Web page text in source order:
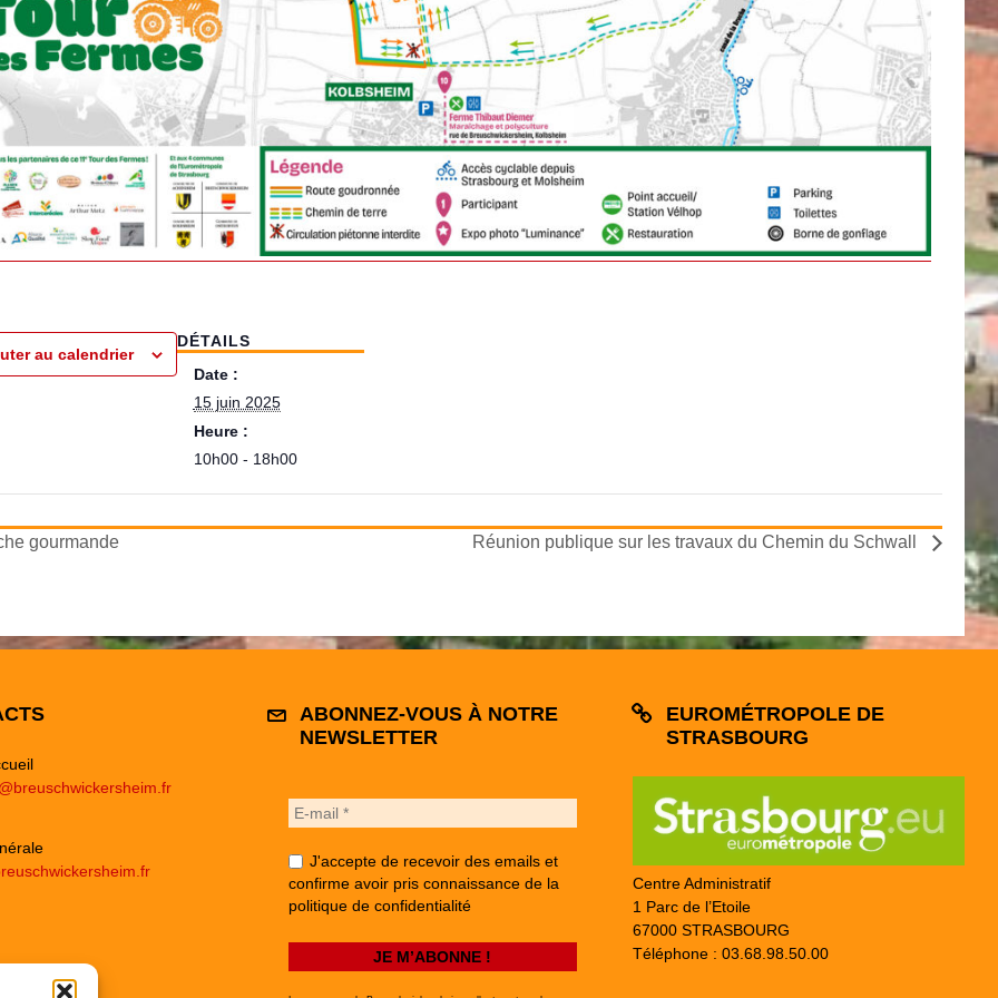
au calendrier
DÉTAILS
Date :
15 juin 2025
Heure :
10h00 - 18h00
gourmande Réunion publique sur les travaux du Chemin du Schwall
ABONNEZ-VOUS À NOTRE
NEWSLETTER
J'accepte de recevoir des emails et
confirme avoir pris connaissance de la
politique de confidentialité
EUROMÉTROPOLE DE
STRASBOURG
Centre Administratif
1 Parc de l’Etoile
67000 STRASBOURG
Téléphone : 03.68.98.50.00